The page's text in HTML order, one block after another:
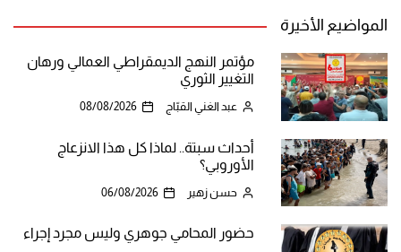
المواضيع الأخيرة
مؤتمر النهج الديمقراطي العمالي ورهان
التغيير الثوري
عبد الغني القبّاج 08/08/2026
أحداث سبتة.. لماذا كل هذا الانزعاج
الأوروبي؟
حسن زهير 06/08/2026
حضور المحامي جوهري وليس مجرد إجراء